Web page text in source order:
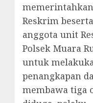
Reskrim beserta
anggota unit
Polsek Muara
untuk
penangkapan
membawa tiga